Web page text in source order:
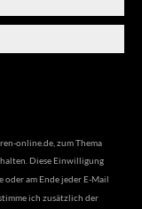
online.de, zum Thema
Diese Einwilligung
oder am Ende jeder E-Mail
ich zusätzlich der